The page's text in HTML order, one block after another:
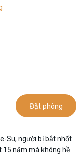
Đặt phòng
Su, người bị bắt nhốt
năm mà không hề